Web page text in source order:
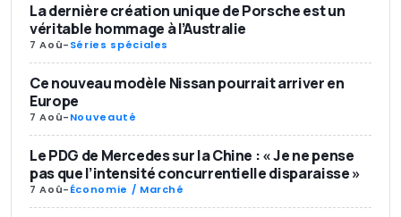
La dernière création unique de Porsche est un
véritable hommage à l’Australie
7 Aoû-Séries spéciales
Ce nouveau modèle Nissan pourrait arriver en
Europe
7 Aoû-Nouveauté
Le PDG de Mercedes sur la Chine : « Je ne pense
pas que l’intensité concurrentielle disparaisse »
7 Aoû-Économie / Marché